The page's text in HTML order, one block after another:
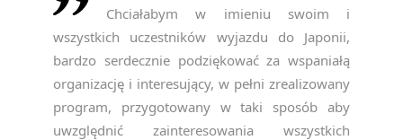
Chciałabym w imieniu swoim i
wszystkich uczestników wyjazdu do Japonii,
bardzo serdecznie podziękować za wspaniałą
organizację i interesujący, w pełni zrealizowany
program, przygotowany w taki sposób aby
uwzględnić zainteresowania wszystkich